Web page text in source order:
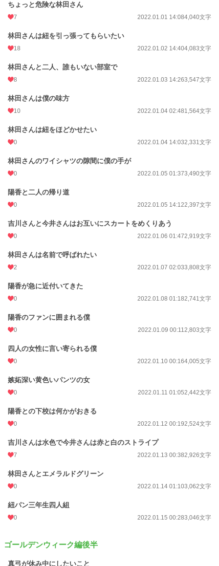
ちょっと危険な林田さん
7 2022.01.01 14:084,040文字
林田さんは紐を引っ張ってもらいたい
18 2022.01.02 14:404,083文字
林田さんと二人、誰もいない部室で
8 2022.01.03 14:263,547文字
林田さんは僕の味方
10 2022.01.04 02:481,564文字
林田さんは紐をほどかせたい
0 2022.01.04 14:032,331文字
林田さんのワイシャツの隙間に僕の手が
0 2022.01.05 01:373,490文字
陽香と二人の帰り道
0 2022.01.05 14:122,397文字
吉川さんと今井さんはお互いにスカートをめくりあう
0 2022.01.06 01:472,919文字
林田さんは名前で呼ばれたい
2 2022.01.07 02:033,808文字
陽香が急に近付いてきた
0 2022.01.08 01:182,741文字
陽香のファンに囲まれる僕
0 2022.01.09 00:112,803文字
四人の女性に言い寄られる僕
0 2022.01.10 00:164,005文字
嫉妬深い黄色いパンツの女
0 2022.01.11 01:052,442文字
陽香との下校は何かがおきる
0 2022.01.12 00:192,524文字
吉川さんは水色で今井さんは赤と白のストライプ
7 2022.01.13 00:382,926文字
林田さんとエメラルドグリーン
0 2022.01.14 01:103,062文字
紐パン三年生四人組
0 2022.01.15 00:283,046文字
ゴールデンウィーク編後半
真弓が休み中にしたいこと